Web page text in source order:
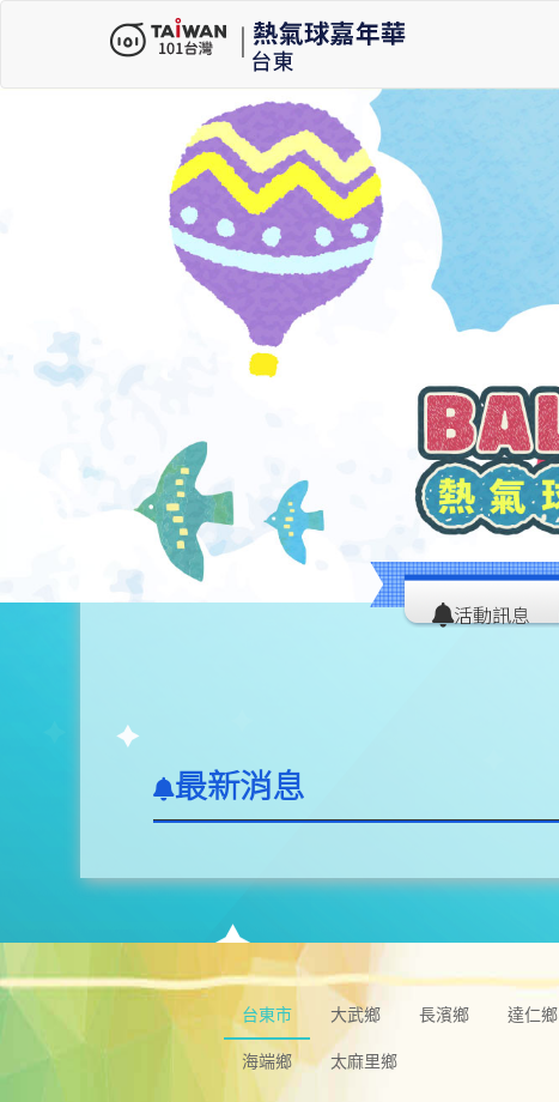
包車租車 活動訊息
最新消息
台東市 大武鄉 長濱鄉 達仁鄉
海端鄉 太麻里鄉